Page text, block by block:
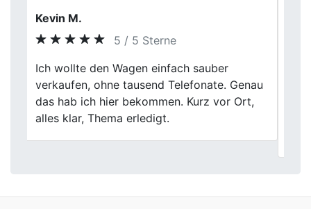
Burkhard S.
5 / 5 Sterne
Autoverkauf ohne Stress! First Car Center
hat meinen alten Wagen zu einem fairen
Preis gekauft. Die gesamte Abwicklung
war problemlos, und das Team war
Previous